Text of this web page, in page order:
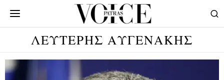
ΛΕΥΤΕΡΗΣ ΑΥΓΕΝΑΚΗΣ